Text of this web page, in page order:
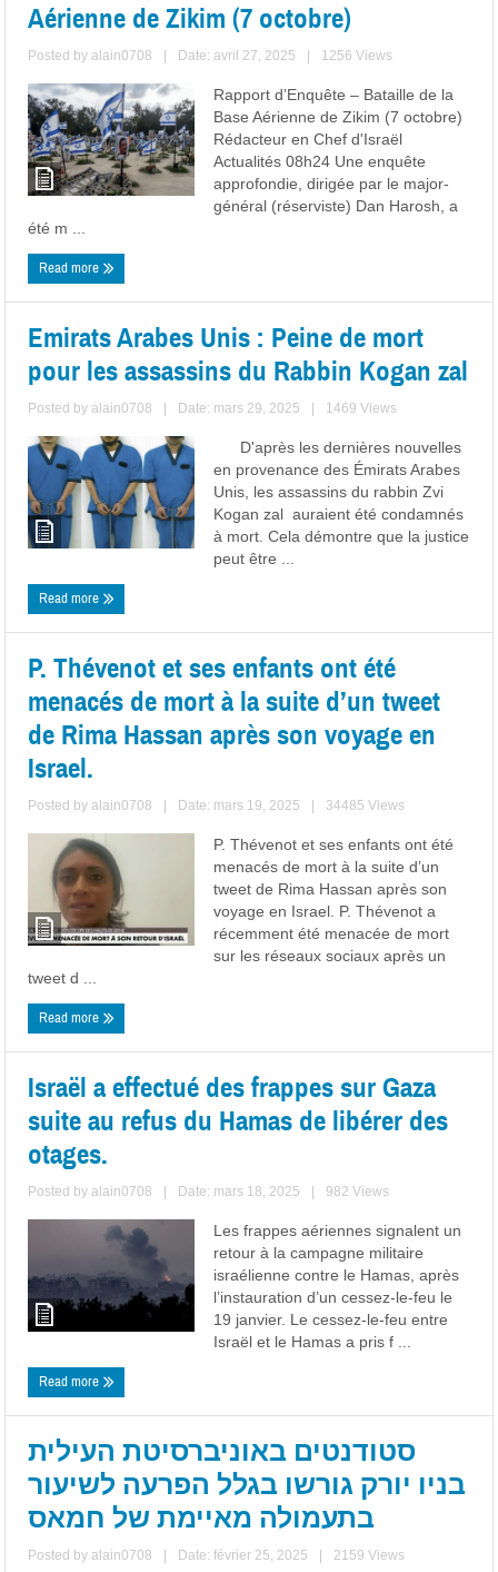
Aérienne de Zikim (7 octobre)
Posted byalain0708 Date: avril 27, 2025 1256 Views
Rapport d’Enquête – Bataille de la
Base Aérienne de Zikim (7 octobre)
Rédacteur en Chef d'Israël
Actualités 08h24 Une enquête
approfondie, dirigée par le major-
général (réserviste) Dan Harosh, a
été m ...
Read more
Emirats Arabes Unis : Peine de mort
pour les assassins du Rabbin Kogan zal
Posted byalain0708 Date: mars 29, 2025 1469 Views
D'après les dernières nouvelles
en provenance des Émirats Arabes
Unis, les assassins du rabbin Zvi
Kogan zal auraient été condamnés
à mort. Cela démontre que la justice
peut être ...
Read more
P. Thévenot et ses enfants ont été
menacés de mort à la suite d’un tweet
de Rima Hassan après son voyage en
Israel.
Posted byalain0708 Date: mars 19, 2025 34485 Views
P. Thévenot et ses enfants ont été
menacés de mort à la suite d’un
tweet de Rima Hassan après son
voyage en Israel. P. Thévenot a
récemment été menacée de mort
sur les réseaux sociaux après un
tweet d ...
Read more
Israël a effectué des frappes sur Gaza
suite au refus du Hamas de libérer des
otages.
Posted byalain0708 Date: mars 18, 2025 982 Views
Les frappes aériennes signalent un
retour à la campagne militaire
israélienne contre le Hamas, après
l’instauration d’un cessez-le-feu le
19 janvier. Le cessez-le-feu entre
Israël et le Hamas a pris f ...
Read more
סטודנטים באוניברסיטת העילית
בניו יורק גורשו בגלל הפרעה לשיעור
בתעמולה מאיימת של חמאס
Posted byalain0708 Date: février 25, 2025 2159 Views